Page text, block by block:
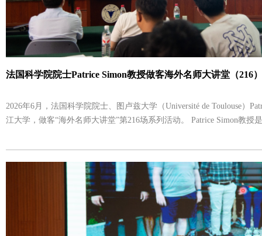
法国科学院院士Patrice Simon教授做客海外名师大讲堂（216）
2026年6月，法国科学院院士、图卢兹大学（Université de Toulouse）
江大学，做客“海外名师大讲堂”第216场系列活动。 Patrice Simon教授是国际知名电化学储能
界面科学研究。他是超级电容储能领域最具影响力的学者之一，在电
米多孔碳材料以及新型储能器件设计等方向作出了开创性贡献。Patrice
科学院创新大奖、国际电化学学会（ISE）奖章、科睿唯安引文桂冠奖
选法国科学院院士、欧洲科学院院士、欧洲人文和自然科学院院士以
Storage Materials（从电化学界面理解储能材料）”的学术报告。报告会